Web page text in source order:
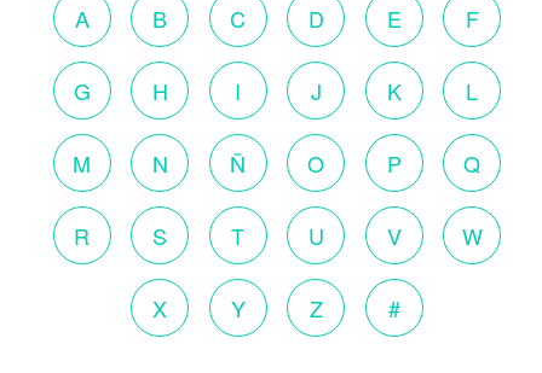
A B C D E F
G H I J K L
M N Ñ O P Q
R S T U V W
X Y Z #